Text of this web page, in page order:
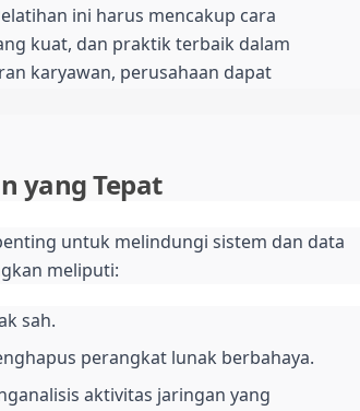
ini harus mencakup cara
kuat, dan praktik terbaik dalam
karyawan, perusahaan dapat
yang Tepat
untuk melindungi sistem dan data
meliputi:
sah.
perangkat lunak berbahaya.
aktivitas jaringan yang